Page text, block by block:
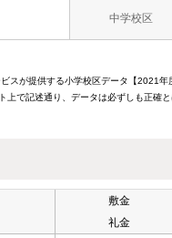
中学校区
スが提供する小学校区データ【2021
で記述通り、データは必ずしも正確
敷金
礼金